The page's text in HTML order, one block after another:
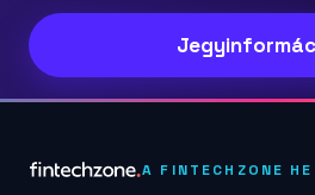
A FINTECHZONE